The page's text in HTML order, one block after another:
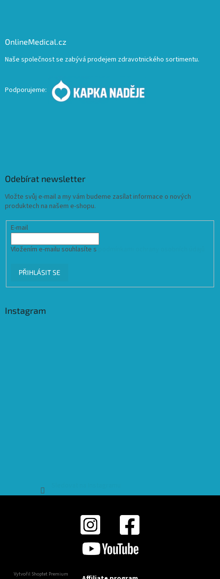
OnlineMedical.cz
Naše společnost se zabývá prodejem zdravotnického sortimentu.
Podporujeme:
Odebírat newsletter
Vložte svůj e-mail a my vám budeme zasílat informace o nových
produktech na našem e-shopu.
E-mail
Vložením e-mailu souhlasíte s
PŘIHLÁSIT SE
Instagram
Vytvořil Shoptet Premium